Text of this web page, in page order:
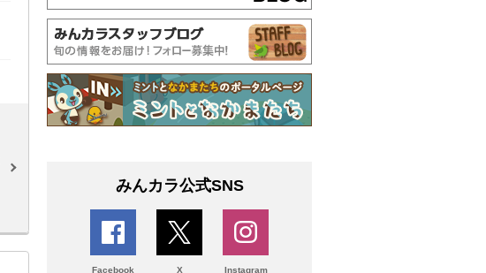
みんカラ公式SNS
Facebook X Instagram